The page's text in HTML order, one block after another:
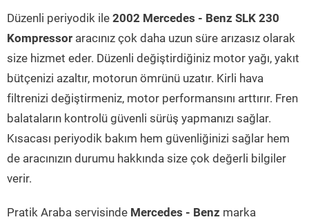
Düzenli periyodik ile 2002 Mercedes - Benz SLK 230
Kompressor aracınız çok daha uzun süre arızasız olarak
size hizmet eder. Düzenli değiştirdiğiniz motor yağı, yakıt
bütçenizi azaltır, motorun ömrünü uzatır. Kirli hava
filtrenizi değiştirmeniz, motor performansını arttırır. Fren
balataların kontrolü güvenli sürüş yapmanızı sağlar.
Kısacası periyodik bakım hem güvenliğinizi sağlar hem
de aracınızın durumu hakkında size çok değerli bilgiler
verir.
Pratik Araba servisinde Mercedes - Benz marka